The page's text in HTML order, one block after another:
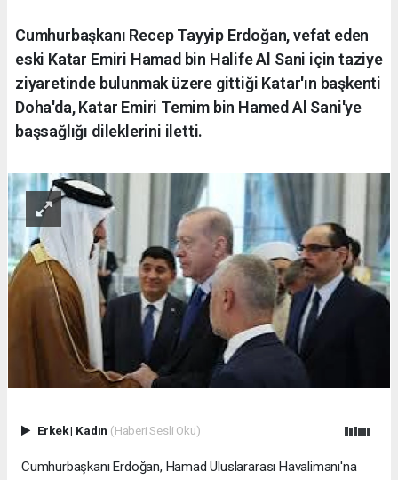
Cumhurbaşkanı Recep Tayyip Erdoğan, vefat eden
eski Katar Emiri Hamad bin Halife Al Sani için taziye
ziyaretinde bulunmak üzere gittiği Katar'ın başkenti
Doha'da, Katar Emiri Temim bin Hamed Al Sani'ye
başsağlığı dileklerini iletti.
Erkek| Kadın (Haberi Sesli Oku)
Cumhurbaşkanı Erdoğan, Hamad Uluslararası Havalimanı'na